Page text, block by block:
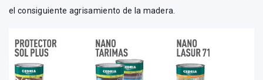
el consiguiente agrisamiento de la madera.